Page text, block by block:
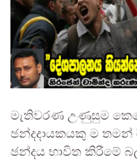
මැතිවරණ උණුසුම
ඡන්දදායකයකු ම
ඡන්දය භාවිත කිරීමේ